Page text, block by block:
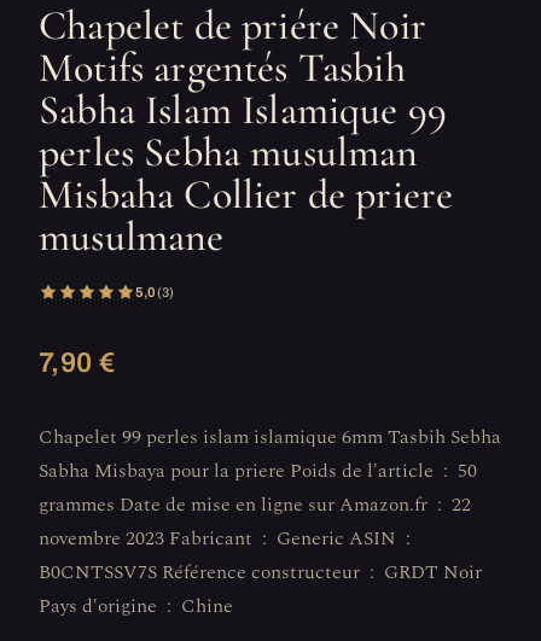
Chapelet de priére Noir
Motifs argentés Tasbih
Sabha Islam Islamique 99
perles Sebha musulman
Misbaha Collier de priere
musulmane
5,0(3)
7,90 €
Chapelet 99 perles islam islamique 6mm Tasbih Sebha
Sabha Misbaya pour la priere Poids de l'article ‏ : ‎ 50
grammes Date de mise en ligne sur Amazon.fr ‏ : ‎ 22
novembre 2023 Fabricant ‏ : ‎ Generic ASIN ‏ : ‎
B0CNTSSV7S Référence constructeur ‏ : ‎ GRDT Noir
Pays d'origine ‏ : ‎ Chine